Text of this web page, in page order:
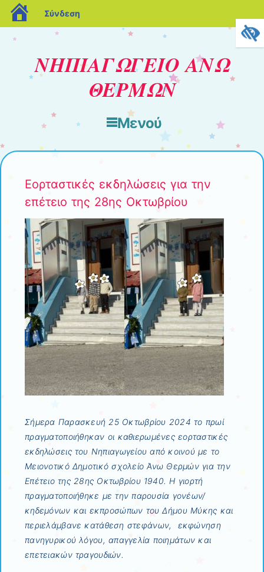
blogs.sch.gr
Σύνδεση
ΝΗΠΙΑΓΩΓΕΙΟ ΑΝΩ
ΘΕΡΜΩΝ
Μενού
Μετάβαση στο περιεχόμενο
Εορταστικές εκδηλώσεις για την
επέτειο της 28ης Οκτωβρίου
Σήμερα Παρασκευή 25 Οκτωβρίου 2024 το πρωί
πραγματοποιήθηκαν οι καθιερωμένες εορταστικές
εκδηλώσεις του Νηπιαγωγείου από κοινού με το
Μειονοτικό Δημοτικό σχολείο Άνω Θερμών για την
Επέτειο της 28ης Οκτωβρίου 1940. Η γιορτή
πραγματοποιήθηκε με την παρουσία γονέων/
κηδεμόνων και εκπροσώπων του Δήμου Μύκης και
περιελάμβανε κατάθεση στεφάνων, εκφώνηση
πανηγυρικού λόγου, απαγγελία ποιημάτων και
επετειακών τραγουδιών.